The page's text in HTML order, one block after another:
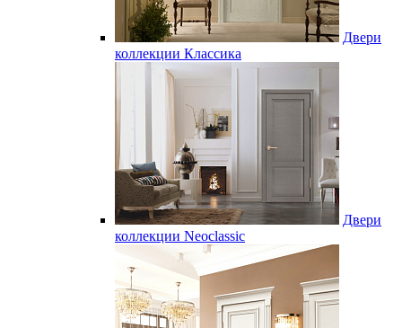
Двери
коллекции Классика
Двери
коллекции Neoclassic